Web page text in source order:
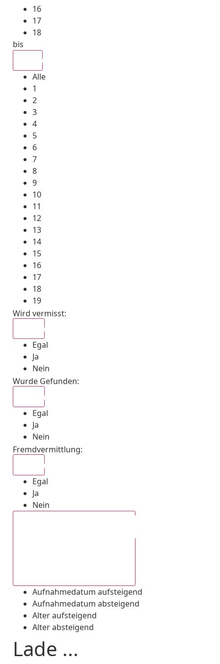
16
17
18
bis
Alle
1
2
3
4
5
6
7
8
9
10
11
12
13
14
15
16
17
18
19
Wird vermisst:
Egal
Ja
Nein
Wurde Gefunden:
Egal
Ja
Nein
Fremdvermittlung:
Egal
Ja
Nein
Aufnahmedatum aufsteigend
Aufnahmedatum absteigend
Alter aufsteigend
Alter absteigend
Lade ...